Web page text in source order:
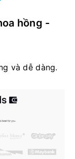
hồng -
và dễ dàng.